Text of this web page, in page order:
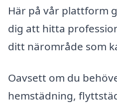
Här på vår plattform
dig att hitta
ditt närområde som
Oavsett om du
hemstädning,